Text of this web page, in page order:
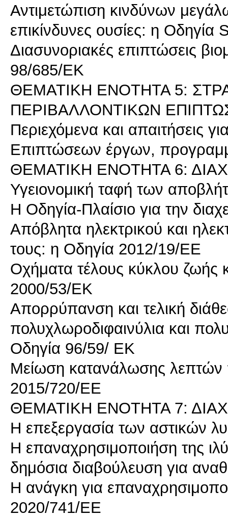
Αντιμετώπιση κινδύνων
επικίνδυνες ουσίες: η
Διασυνοριακές επιπτώσεις
98/685/ΕΚ
ΘΕΜΑΤΙΚΗ ΕΝΟΤΗΤΑ 5:
ΠΕΡΙΒΑΛΛΟΝΤΙΚΩΝ
Περιεχόμενα και απαιτήσεις
Επιπτώσεων έργων,
ΘΕΜΑΤΙΚΗ ΕΝΟΤΗΤΑ 6:
Υγειονομική ταφή των
Η Οδηγία-Πλαίσιο για την
Απόβλητα ηλεκτρικού και
τους: η Οδηγία 2012/19/ΕΕ
Οχήματα τέλους κύκλου ζωής
2000/53/ΕΚ
Απορρύπανση και τελική
πολυχλωροδιφαινύλια και
Οδηγία 96/59/ ΕΚ
Μείωση κατανάλωσης
2015/720/ΕΕ
ΘΕΜΑΤΙΚΗ ΕΝΟΤΗΤΑ 7:
Η επεξεργασία των αστικών
Η επαναχρησιμοποιήση της
δημόσια διαβούλευση για
Η ανάγκη για
2020/741/ΕΕ